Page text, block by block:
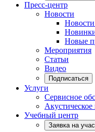
Пресс-центр
Новости
Новые
Мероприятия
Статьи
Видео
Подписаться
Услуги
Сервисное
Учебный центр
Заявка на